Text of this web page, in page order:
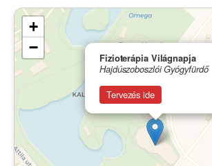
Fizioterápia Világnapja
Hajdúszoboszlói Gyógyfürdő
Tervezés ide
+
−